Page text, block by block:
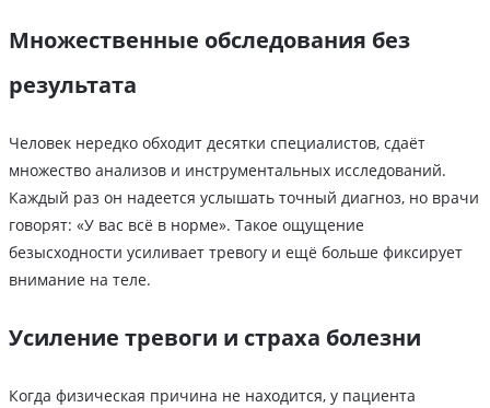
Множественные обследования без
результата
Человек нередко обходит десятки специалистов, сдаёт
множество анализов и инструментальных исследований.
Каждый раз он надеется услышать точный диагноз, но врачи
говорят: «У вас всё в норме». Такое ощущение
безысходности усиливает тревогу и ещё больше фиксирует
внимание на теле.
Усиление тревоги и страха болезни
Когда физическая причина не находится, у пациента